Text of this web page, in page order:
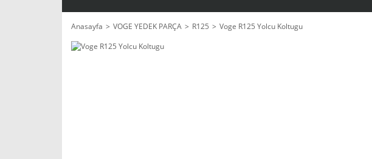
Anasayfa VOGE YEDEK PARÇA R125
Voge R125 Yolcu Koltugu